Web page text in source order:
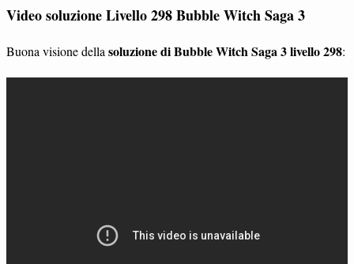
Video soluzione Livello 298 Bubble Witch Saga 3
Buona visione della soluzione di Bubble Witch Saga 3 livello 298: